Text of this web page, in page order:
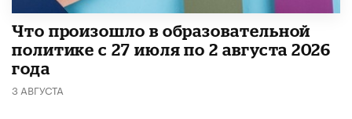
​Что произошло в образовательной
политике с 27 июля по 2 августа 2026
года
3 АВГУСТА